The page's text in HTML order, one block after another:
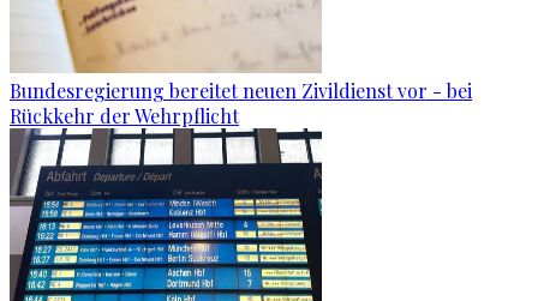
Bundesregierung bereitet neuen Zivildienst vor - bei
Rückkehr der Wehrpflicht